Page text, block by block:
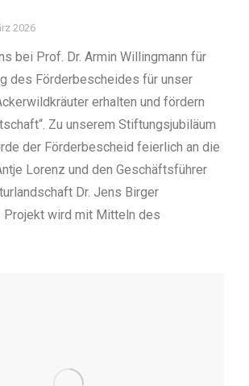
2026
bei Prof. Dr. Armin Willingmann für
des Förderbescheides für unser
erhalten und fördern
Zu unserem Stiftungsjubiläum
der Förderbescheid feierlich an die
Lorenz und den Geschäftsführer
Dr. Jens Birger
Projekt wird mit Mitteln des